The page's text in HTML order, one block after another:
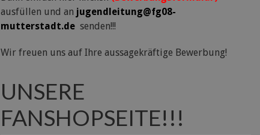
ausfüllen und an jugendleitung@fg08-
mutterstadt.de senden!!!
Wir freuen uns auf Ihre aussagekräftige Bewerbung!
UNSERE
FANSHOPSEITE!!!